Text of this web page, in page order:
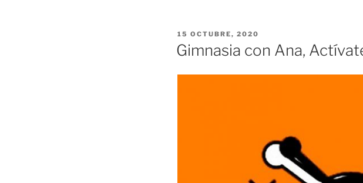
PUBLICADO
EL
15 OCTUBRE, 2020
Gimnasia con Ana,